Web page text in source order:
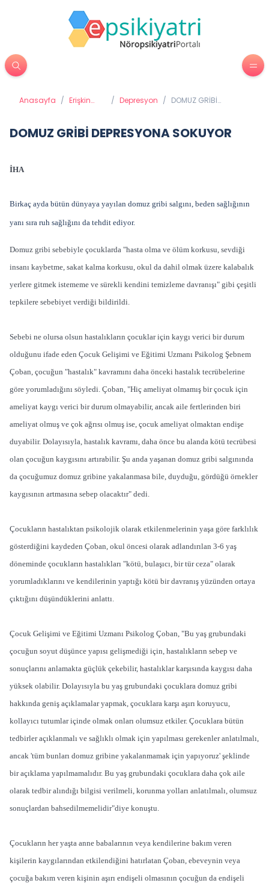
Anasayfa / Erişkin
/ Depresyon / DOMUZ GRİBİ
DOMUZ GRİBİ DEPRESYONA SOKUYOR
İHA
Birkaç ayda bütün dünyaya yayılan domuz gribi salgını, beden sağlığının
yanı sıra ruh sağlığını da tehdit ediyor.
Domuz gribi sebebiyle çocuklarda "hasta olma ve ölüm korkusu, sevdiği
insanı kaybetme, sakat kalma korkusu, okul da dahil olmak üzere kalabalık
yerlere gitmek istememe ve sürekli kendini temizleme davranışı" gibi çeşitli
tepkilere sebebiyet verdiği bildirildi.
Sebebi ne olursa olsun hastalıkların çocuklar için kaygı verici bir durum
olduğunu ifade eden Çocuk Gelişimi ve Eğitimi Uzmanı Psikolog Şebnem
Çoban, çocuğun "hastalık" kavramını daha önceki hastalık tecrübelerine
göre yorumladığını söyledi. Çoban, "Hiç ameliyat olmamış bir çocuk için
ameliyat kaygı verici bir durum olmayabilir, ancak aile fertlerinden biri
ameliyat olmuş ve çok ağrısı olmuş ise, çocuk ameliyat olmaktan endişe
duyabilir. Dolayısıyla, hastalık kavramı, daha önce bu alanda kötü tecrübesi
olan çocuğun kaygısını artırabilir. Şu anda yaşanan domuz gribi salgınında
da çocuğumuz domuz gribine yakalanmasa bile, duyduğu, gördüğü örnekler
kaygısının artmasına sebep olacaktır" dedi.
Çocukların hastalıktan psikolojik olarak etkilenmelerinin yaşa göre farklılık
gösterdiğini kaydeden Çoban, okul öncesi olarak adlandırılan 3-6 yaş
döneminde çocukların hastalıkları "kötü, bulaşıcı, bir tür ceza" olarak
yorumladıklarını ve kendilerinin yaptığı kötü bir davranış yüzünden ortaya
çıktığını düşündüklerini anlattı.
Çocuk Gelişimi ve Eğitimi Uzmanı Psikolog Çoban, "Bu yaş grubundaki
çocuğun soyut düşünce yapısı gelişmediği için, hastalıkların sebep ve
sonuçlarını anlamakta güçlük çekebilir, hastalıklar karşısında kaygısı daha
yüksek olabilir. Dolayısıyla bu yaş grubundaki çocuklara domuz gribi
hakkında geniş açıklamalar yapmak, çocuklara karşı aşırı koruyucu,
kollayıcı tutumlar içinde olmak onları olumsuz etkiler. Çocuklara bütün
tedbirler açıklanmalı ve sağlıklı olmak için yapılması gerekenler anlatılmalı,
ancak 'tüm bunları domuz gribine yakalanmamak için yapıyoruz' şeklinde
bir açıklama yapılmamalıdır. Bu yaş grubundaki çocuklara daha çok aile
olarak tedbir alındığı bilgisi verilmeli, korunma yolları anlatılmalı, olumsuz
sonuçlardan bahsedilmemelidir"diye konuştu.
Çocukların her yaşta anne babalarının veya kendilerine bakım veren
kişilerin kaygılarından etkilendiğini hatırlatan Çoban, ebeveynin veya
çocuğa bakım veren kişinin aşırı endişeli olmasının çocuğun da endişeli